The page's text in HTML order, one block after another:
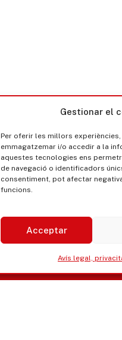
Gestionar el
Per oferir les millors
emmagatzemar i/o accedir a la
aquestes tecnologies ens
de navegació o identificadors
consentiment, pot afectar
funcions.
Acceptar
Avís legal,
Seu electrònica